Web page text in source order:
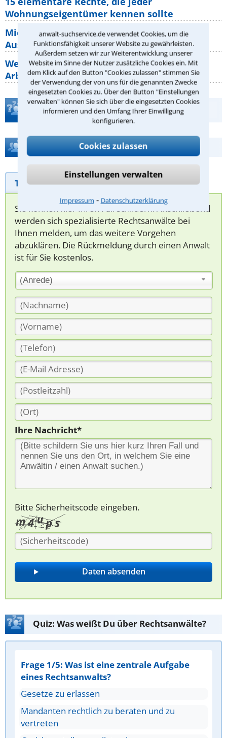
anwalt-suchservice.de verwendet Cookies, um die
Funktionsfähigkeit unserer Website zu gewährleisten.
Außerdem setzen wir zur Weiterentwicklung unserer
Website im Sinne der Nutzer zusätzliche Cookies ein. Mit
dem Klick auf den Button "Cookies zulassen" stimmen Sie
der Verwendung der von uns für die genannten Zwecke
eingesetzten Cookies zu. Über den Button "Einstellungen
verwalten" können Sie sich über die eingesetzten Cookies
informieren und den Umfang Ihrer Einwilligung
konfigurieren.
Cookies zulassen
Einstellungen verwalten
Impressum ⁃ Datenschutzerklärung
Wohnungseigentümer kennen sollte
Mietpreisbremse 2026: Alle Regeln,
Ausnahmen und Rechte für Mieter
Welche Regeln für Teilnahme, Urlaub,
Arbeitszeit gelten beim
Teste Dein Rechtswissen
Hilfe bei Ihrer Anwaltsuche?
Telefonhilfe Beratungsanfrage
Sie können hier Ihren Fall schildern. Anschließend
werden sich spezialisierte Rechtsanwälte bei
Ihnen melden, um das weitere Vorgehen
abzuklären. Die Rückmeldung durch einen Anwalt
ist für Sie kostenlos.
(Anrede)
Ihre Nachricht*
Bitte Sicherheitscode eingeben.
Quiz: Was weißt Du über Rechtsanwälte?
Frage 1/5: Was ist eine zentrale Aufgabe
eines Rechtsanwalts?
Gesetze zu erlassen
Mandanten rechtlich zu beraten und zu
vertreten